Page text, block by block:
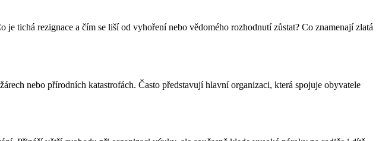
tichá rezignace a čím se liší od vyhoření nebo vědomého rozhodnutí zůstat? Co znamenají zlatá
nebo přírodních katastrofách. Často představují hlavní organizaci, která spojuje obyvatele